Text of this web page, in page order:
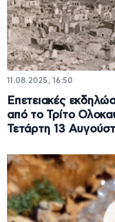
11.08.2025, 16:50
Επετειακές
από το Τρίτο
Τετάρτη 13